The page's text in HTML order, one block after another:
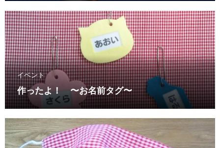
イベント
作ったよ！ 〜お名前タグ〜